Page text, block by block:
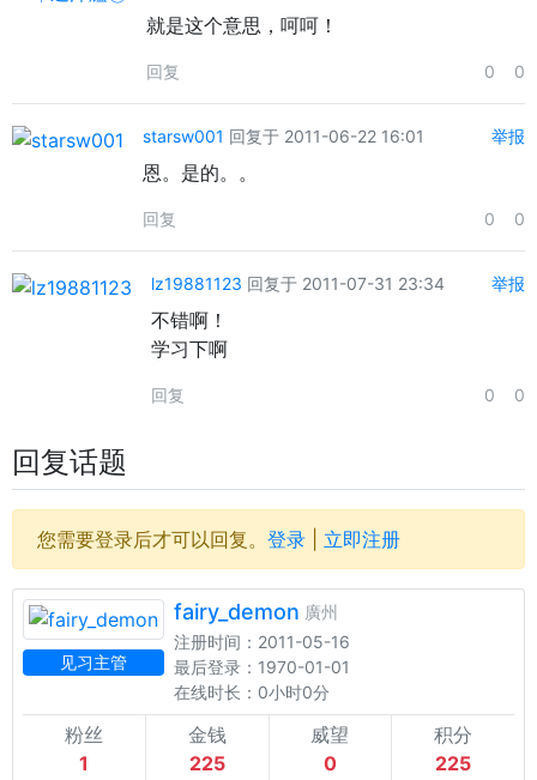
就是这个意思，呵呵！
回复 0 0
starsw001 回复于 2011-06-22 16:01 举报
恩。是的。。
回复 0 0
lz19881123 回复于 2011-07-31 23:34 举报
不错啊！
学习下啊
回复 0 0
回复话题
您需要登录后才可以回复。 登录 立即注册
见习主管
fairy_demon 廣州
注册时间：2011-05-16
最后登录：1970-01-01
在线时长：0小时0分
粉丝
1
金钱
225
威望
0
积分
225